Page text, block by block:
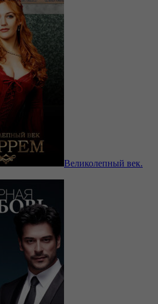
Великолепный век.